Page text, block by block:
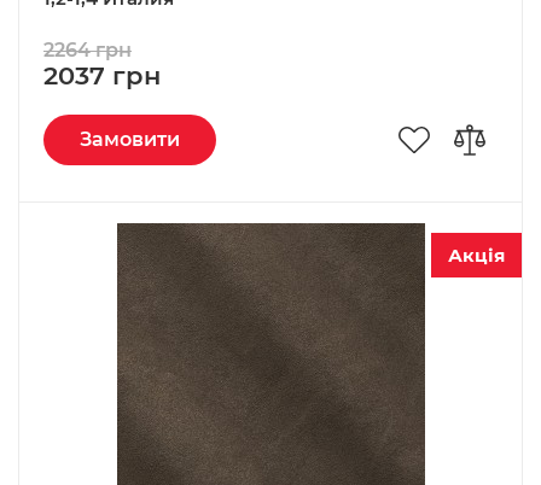
2037 грн
2264 грн
Замовити
Акція